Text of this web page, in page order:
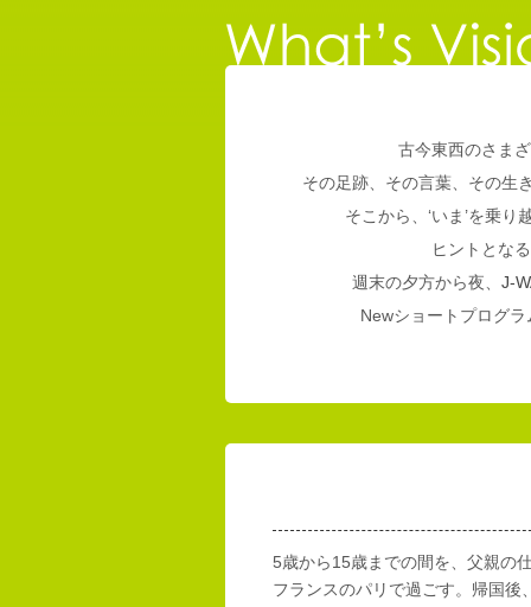
古今東西のさま
その足跡、その言葉、その生
そこから、‘いま’を乗
ヒントとな
週末の夕方から夜、 J-
Newショートプログ
5歳から15歳までの間を、父親の
フランスのパリで過ごす。帰国後